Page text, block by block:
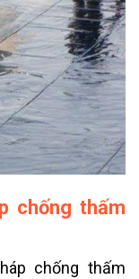
chống thấm
chống thấm